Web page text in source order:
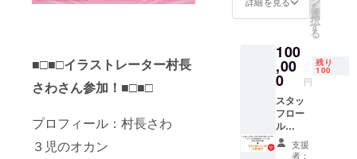
■□■□イラストレーター村長
さわさん参加！■□■□
プロフィール：村長さわ
３児のオカン
スター
と
「にょ
きにょ
き宇宙
征服
編」
パッ
ケージ
万円
コース
けしま
す。 ３
万円
コー
ス：ポ
スター
とにょ
きまん
とス
を
選
択
す
る
100
,00
0 円
残り
100
スタッ
フロー
ル
（大）
＋３万
支援
者：